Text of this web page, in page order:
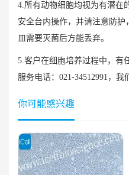
4.所有动物细胞均视为有潜在
安全台内操作，并请注意防
皿需要灭菌后方能丢弃。
5.客户在细胞培养过程中，有
服务电话：021-34512991，我
你可能感兴趣